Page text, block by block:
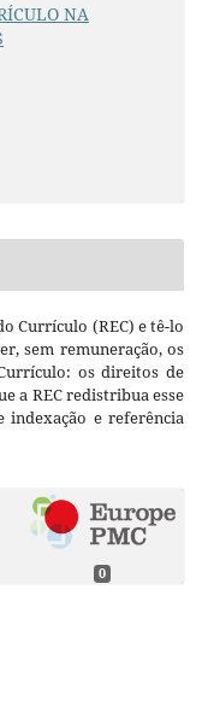
NA
Currículo (REC) e tê-lo
sem remuneração, os
os direitos de
a REC redistribua esse
indexação e referência
0